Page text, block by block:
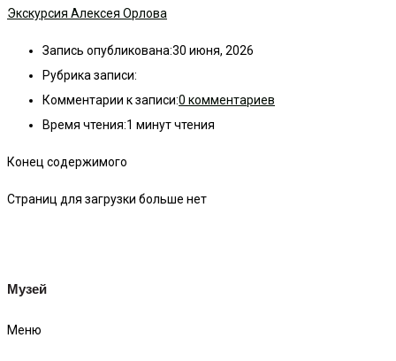
Экскурсия Алексея Орлова
Запись опубликована:30 июня, 2026
Рубрика записи:
Комментарии к записи:0 комментариев
Время чтения:1 минут чтения
Конец содержимого
Страниц для загрузки больше нет
Музей
Меню